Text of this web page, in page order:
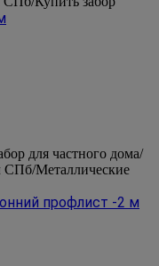
для частного дома/
СПб/Металлические
профлист -2 м